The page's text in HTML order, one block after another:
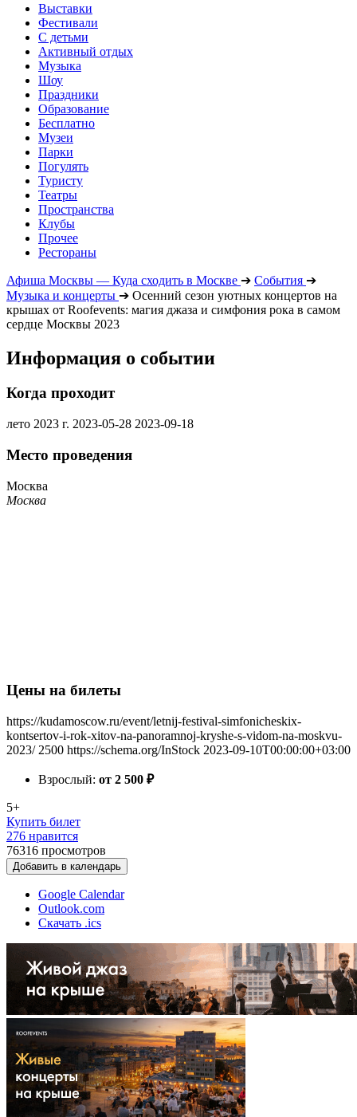
Выставки
Фестивали
С детьми
Активный отдых
Музыка
Шоу
Праздники
Образование
Бесплатно
Музеи
Парки
Погулять
Туристу
Театры
Пространства
Клубы
Прочее
Рестораны
Афиша Москвы — Куда сходить в Москве ➔ События ➔
Музыка и концерты ➔ Осенний сезон уютных концертов на
крышах от Roofevents: магия джаза и симфония рока в самом
сердце Москвы 2023
Информация о событии
Когда проходит
лето 2023 г. 2023-05-28 2023-09-18
Место проведения
Москва
Москва
Цены на билеты
https://kudamoscow.ru/event/letnij-festival-simfonicheskix-
kontsertov-i-rok-xitov-na-panoramnoj-kryshe-s-vidom-na-moskvu-
2023/ 2500 https://schema.org/InStock 2023-09-10T00:00:00+03:00
Взрослый: от 2 500 ₽
5+
Купить билет
276 нравится
76316 просмотров
Добавить в календарь
Google Calendar
Outlook.com
Скачать .ics